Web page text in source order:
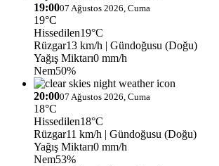
19:0007 Ağustos 2026, Cuma
19°C
Hissedilen19°C
Rüzgar13 km/h | Gündoğusu (Doğu)
Yağış Miktarı0 mm/h
Nem50%
20:0007 Ağustos 2026, Cuma
18°C
Hissedilen18°C
Rüzgar11 km/h | Gündoğusu (Doğu)
Yağış Miktarı0 mm/h
Nem53%